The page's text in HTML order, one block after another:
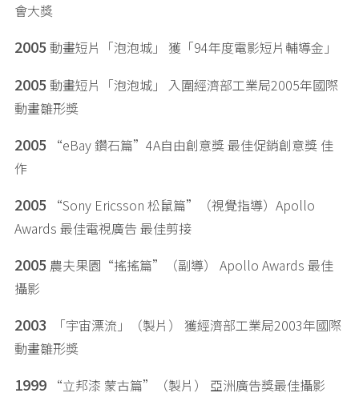
會大獎
2005 動畫短片「泡泡城」 獲「94年度電影短片輔導金」
2005 動畫短片「泡泡城」 入圍經濟部工業局2005年國際
動畫雛形獎
2005 “eBay 鑽石篇”4A自由創意獎 最佳促銷創意獎 佳
作
2005 “Sony Ericsson 松鼠篇”（視覺指導）Apollo
Awards 最佳電視廣告 最佳剪接
2005 農夫果園“搖搖篇”（副導） Apollo Awards 最佳
攝影
2003 「宇宙漂流」（製片） 獲經濟部工業局2003年國際
動畫雛形獎
1999 “立邦漆 蒙古篇”（製片） 亞洲廣告獎最佳攝影